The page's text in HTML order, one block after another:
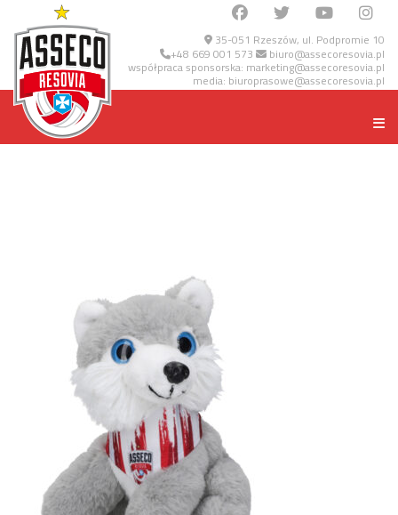
35-051 Rzeszów, ul. Podpromie 10
+48 669 001 573 biuro@assecoresovia.pl
współpraca sponsorska: marketing@assecoresovia.pl
media: biuroprasowe@assecoresovia.pl